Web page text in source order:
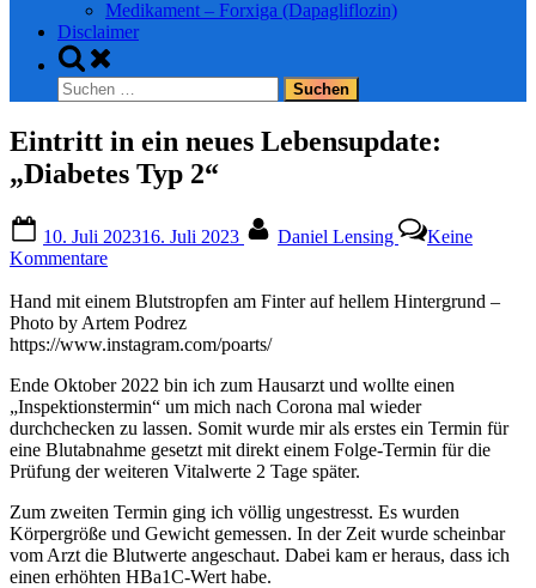
Medikament – Forxiga (Dapagliflozin)
Disclaimer
Toggle
search
form
Suchen
nach:
Eintritt in ein neues Lebensupdate:
„Diabetes Typ 2“
on
10. Juli 202316. Juli 2023 Daniel Lensing
Keine
Kommentarezu
in
ein
neues
„Diabetes
Typ
2“
Hand mit einem Blutstropfen am Finter auf hellem Hintergrund –
Photo by Artem Podrez
https://www.instagram.com/poarts/
Ende Oktober 2022 bin ich zum Hausarzt und wollte einen
„Inspektionstermin“ um mich nach Corona mal wieder
durchchecken zu lassen. Somit wurde mir als erstes ein Termin für
eine Blutabnahme gesetzt mit direkt einem Folge-Termin für die
Prüfung der weiteren Vitalwerte 2 Tage später.
Zum zweiten Termin ging ich völlig ungestresst. Es wurden
Körpergröße und Gewicht gemessen. In der Zeit wurde scheinbar
vom Arzt die Blutwerte angeschaut. Dabei kam er heraus, dass ich
einen erhöhten HBa1C-Wert habe.